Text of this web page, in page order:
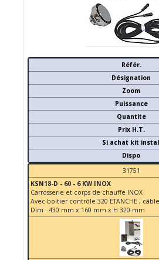
Référ.
Désignation
Zoom
Puissance
Quantite
Prix H.T.
Si achat kit
Dispo
31751
KSN18-D - 60 - 6 KW INOX
Carrosserie et corps de chauffe INOX
Avec boitier contrôle 320 ETANCHE ,
Dim : 430 mm x 160 mm x H 320 mm